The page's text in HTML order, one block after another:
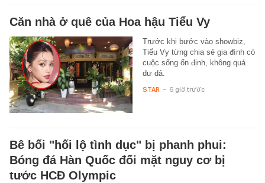
Căn nhà ở quê của Hoa hậu Tiểu Vy
Trước khi bước vào showbiz,
Tiểu Vy từng chia sẻ gia đình có
cuộc sống ổn định, không quá
dư dả.
STAR - 6 giờ trước
Bê bối "hối lộ tình dục" bị phanh phui:
Bóng đá Hàn Quốc đối mặt nguy cơ bị
tước HCĐ Olympic